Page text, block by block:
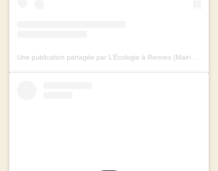
Une publication partagée par L’Écologie à Rennes (Mairie et Métropole) (@rennes_ecologie)